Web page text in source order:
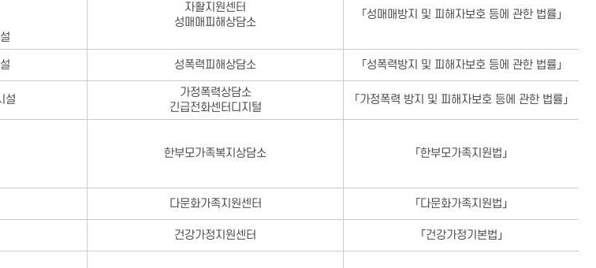
자활지원센터
성매매피해상담소
「성매매방지 및 피해자보호 등에 관한 법률」
성폭력피해상담소 「성폭력방지 및 피해자보호 등에 관한 법률」
설
가정폭력상담소
긴급전화센터디지털
「가정폭력 방지 및 피해자보호 등에 관한 법률」
한부모가족복지상담소 「한부모가족지원법」
다문화가족지원센터 「다문화가족지원법」
건강가정지원센터 「건강가정기본법」